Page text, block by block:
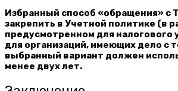
Избранный способ «обращения» с
закрепить в Учетной политике (в
предусмотренном для налогового
для организаций, имеющих дело с
выбранный вариант должен
менее двух лет.